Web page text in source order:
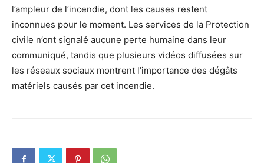
l’ampleur de l’incendie, dont les causes restent
inconnues pour le moment. Les services de la Protection
civile n’ont signalé aucune perte humaine dans leur
communiqué, tandis que plusieurs vidéos diffusées sur
les réseaux sociaux montrent l’importance des dégâts
matériels causés par cet incendie.